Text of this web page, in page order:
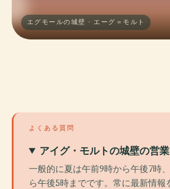
エグモールの城壁 · エーグ＝モルト
よくある質問
アイグ・モルトの城壁の営
一般的に夏は午前9時から午後7時
ら午後5時までです。常に最新情報